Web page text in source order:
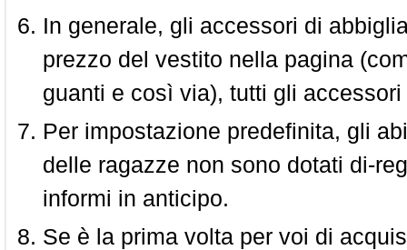
In generale, gli accessori di
prezzo del vestito nella pagina
guanti e così via), tutti gli
Per impostazione predefinita, gli
delle ragazze non sono dotati di-
informi in anticipo.
Se è la prima volta per voi di